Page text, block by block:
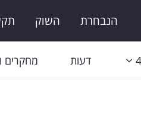
הנבחרת השוק
דעות מחקרים